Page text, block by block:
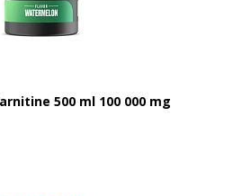
500 ml 100 000 mg